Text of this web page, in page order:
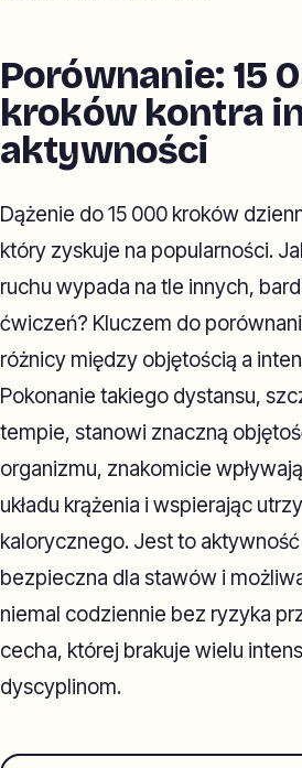
Porównanie: 15
kroków kontra
aktywności
Dążenie do 15 000 kroków
który zyskuje na popularności.
ruchu wypada na tle innych,
ćwiczeń? Kluczem do
różnicy między objętością a
Pokonanie takiego dystansu,
tempie, stanowi znaczną
organizmu, znakomicie
układu krążenia i wspierając
kalorycznego. Jest to
bezpieczna dla stawów i
niemal codziennie bez ryzyka
cecha, której brakuje wielu
dyscyplinom.